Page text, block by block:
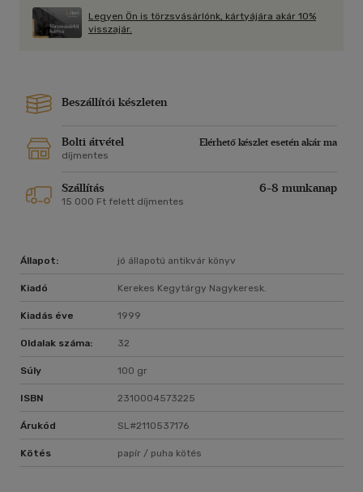
Legyen Ön is törzsvásárlónk, kártyájára akár 10%
visszajár.
Beszállítói készleten
Bolti átvétel
Elérhető készlet esetén akár ma
díjmentes
Szállítás 6-8 munkanap
15 000 Ft felett díjmentes
Állapot: jó állapotú antikvár könyv
Kiadó Kerekes Kegytárgy Nagykeresk.
Kiadás éve 1999
Oldalak száma: 32
Súly 100 gr
ISBN 2310004573225
Árukód SL#2110537176
Kötés papír / puha kötés